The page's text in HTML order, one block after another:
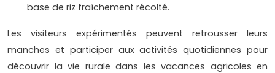
base de riz fraîchement récolté.
Les visiteurs expérimentés peuvent retrousser leurs
manches et participer aux activités quotidiennes pour
découvrir la vie rurale dans les vacances agricoles en